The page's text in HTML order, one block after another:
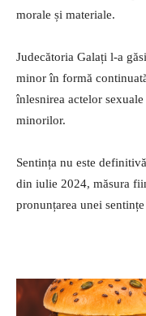
morale și materiale.
Judecătoria Galați l-a
minor în formă
înlesnirea actelor
minorilor.
Sentința nu este
din iulie 2024, măsura
pronunțarea unei